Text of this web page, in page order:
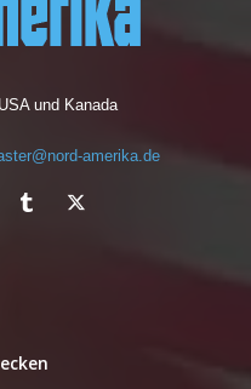
und Kanada
amerika.de